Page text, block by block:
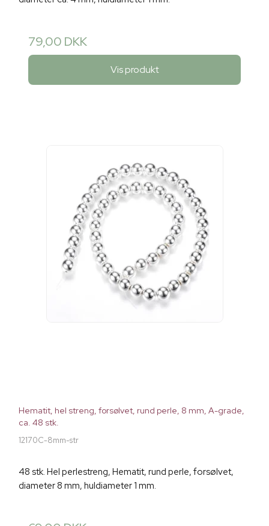
79,00 DKK
Vis produkt
Hematit, hel streng, forsølvet, rund perle, 8 mm, A-grade,
ca. 48 stk.
12170C-8mm-str
48 stk. Hel perlestreng, Hematit, rund perle, forsølvet,
diameter 8 mm, huldiameter 1 mm.